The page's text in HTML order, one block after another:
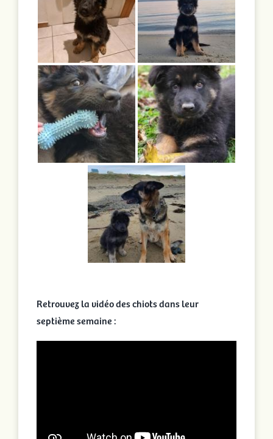
Retrouvez la vidéo des chiots dans leur
septième semaine :